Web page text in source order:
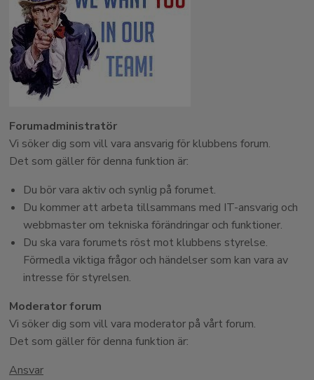
Forumadministratör
Vi söker dig som vill vara ansvarig för klubbens forum.
Det som gäller för denna funktion är:
Du bör vara aktiv och synlig på forumet.
Du kommer att arbeta tillsammans med IT-ansvarig och
webbmaster om tekniska förändringar och funktioner.
Du ska vara forumets röst mot klubbens styrelse.
Förmedla viktiga frågor och händelser som kan vara av
intresse för styrelsen.
Moderator forum
Vi söker dig som vill vara moderator på vårt forum.
Det som gäller för denna funktion är:
Ansvar